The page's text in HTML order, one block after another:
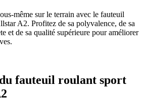
même sur le terrain avec le fauteuil
A2. Profitez de sa polyvalence, de sa
et de sa qualité supérieure pour améliorer
fauteuil roulant sport